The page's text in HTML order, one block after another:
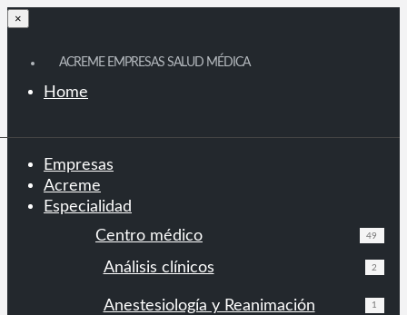
×
ACREME EMPRESAS SALUD MÉDICA
Home
Empresas
Acreme
Especialidad
Centro médico
49
Análisis clínicos 2
Anestesiología y Reanimación 1